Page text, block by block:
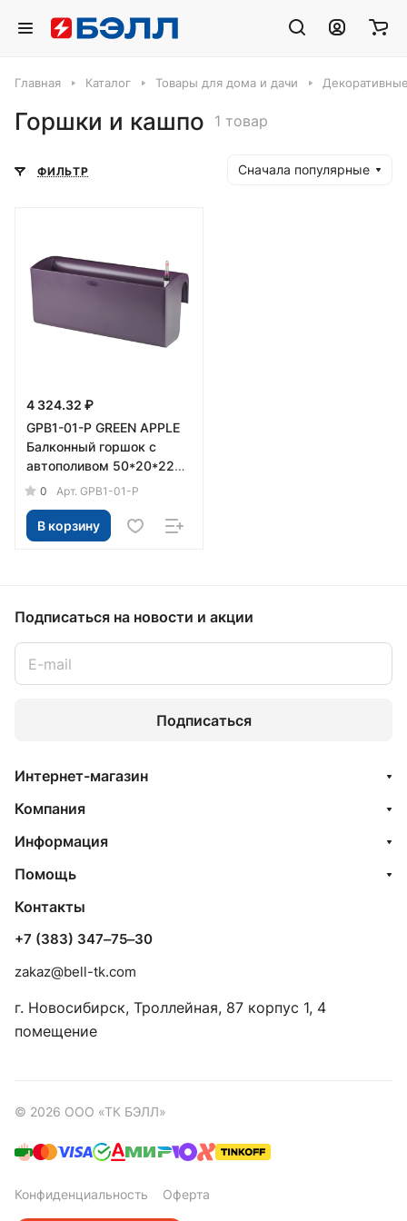
Главная Каталог Товары для дома и дачи
Горшки и кашпо 1 товар
ФИЛЬТР Сначала популярные
4 324.32 ₽
GPB1-01-P GREEN APPLE
Балконный горшок с
автополивом 50*20*22
сливовый (4/32)
0 Арт. GPB1-01-P
В корзину
Подписаться на новости и акции
Подписаться
Интернет-магазин
Компания
Информация
Помощь
Контакты
+7 (383) 347‒75‒30
zakaz@bell-tk.com
г. Новосибирск, ​Троллейная, 87 корпус 1, 4
помещение
© 2026 ООО «ТК БЭЛЛ»
Конфиденциальность Оферта